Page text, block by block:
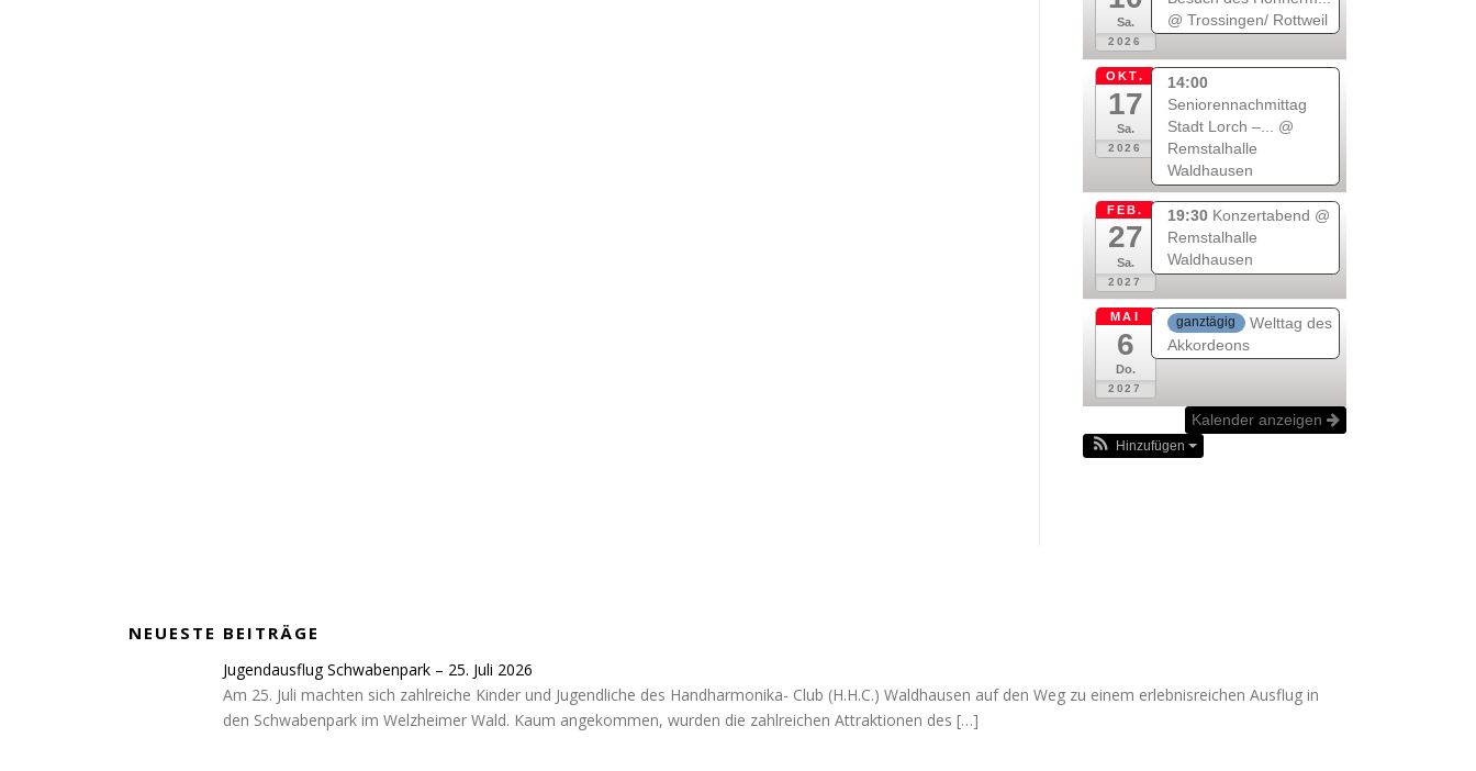
Sa.
2026
@ Trossingen/ Rottweil
OKT.
17
Sa.
2026
14:00
Seniorennachmittag
Stadt Lorch –... @
Remstalhalle
Waldhausen
FEB.
27
Sa.
2027
19:30 Konzertabend @
Remstalhalle
Waldhausen
MAI
6
Do.
2027
ganztägig
Welttag des
Akkordeons
Kalender anzeigen
Hinzufügen
NEUESTE BEITRÄGE
Jugendausflug Schwabenpark – 25. Juli 2026
Am 25. Juli machten sich zahlreiche Kinder und Jugendliche des Handharmonika- Club (H.H.C.) Waldhausen auf den Weg zu einem erlebnisreichen Ausflug in
den Schwabenpark im Welzheimer Wald. Kaum angekommen, wurden die zahlreichen Attraktionen des […]